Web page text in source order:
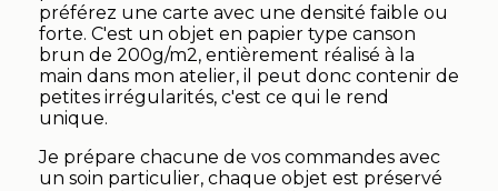
préférez une carte avec une densité faible ou
forte. C'est un objet en papier type canson
brun de 200g/m2, entièrement réalisé à la
main dans mon atelier, il peut donc contenir de
petites irrégularités, c'est ce qui le rend
unique.
Je prépare chacune de vos commandes avec
un soin particulier, chaque objet est préservé